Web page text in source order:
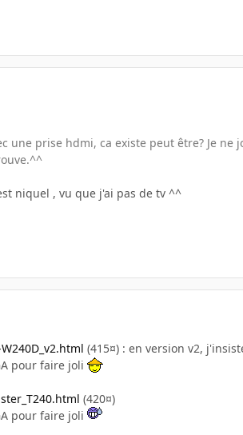
prise hdmi, ca existe peut être? Je ne
niquel , vu que j'ai pas de tv ^^
(415¤) : en version v2,
pour faire joli
(420¤)
pour faire joli